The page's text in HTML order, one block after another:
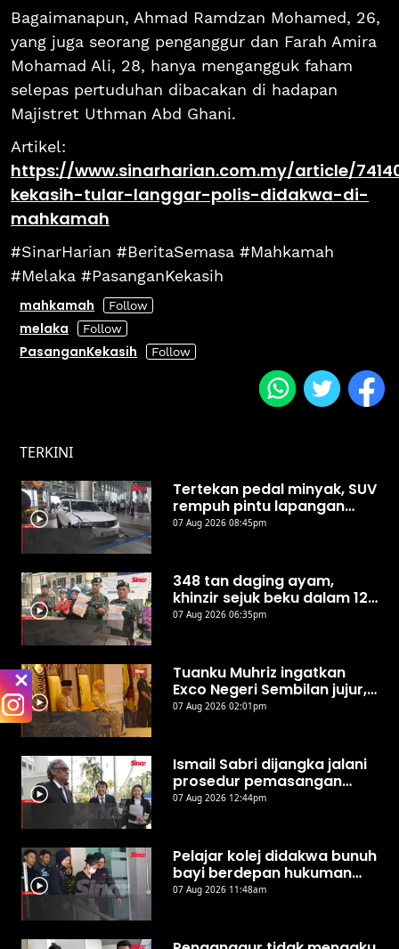
Bagaimanapun, Ahmad Ramdzan Mohamed, 26,
yang juga seorang penganggur dan Farah Amira
Mohamad Ali, 28, hanya mengangguk faham
selepas pertuduhan dibacakan di hadapan
Majistret Uthman Abd Ghani.
Artikel:
https://www.sinarharian.com.my/article/
kekasih-tular-langgar-polis-didakwa-di-
mahkamah
#SinarHarian #BeritaSemasa #Mahkamah
#Melaka #PasanganKekasih
mahkamah
melaka
PasanganKekasih
TERKINI
Tertekan pedal minyak, SUV
rempuh pintu lapangan
terbang Kota Kinabalu
07 Aug 2026 08:45pm
348 tan daging ayam,
khinzir sejuk beku dalam 12
kontena disita di
07 Aug 2026 06:35pm
Tuanku Muhriz ingatkan
Exco Negeri Sembilan jujur,
jangan salah guna kuasa
07 Aug 2026 02:01pm
Ismail Sabri dijangka jalani
prosedur pemasangan
perentak jantung hari ini -
07 Aug 2026 12:44pm
Pelajar kolej didakwa bunuh
bayi berdepan hukuman
mati, teman lelaki
07 Aug 2026 11:48am